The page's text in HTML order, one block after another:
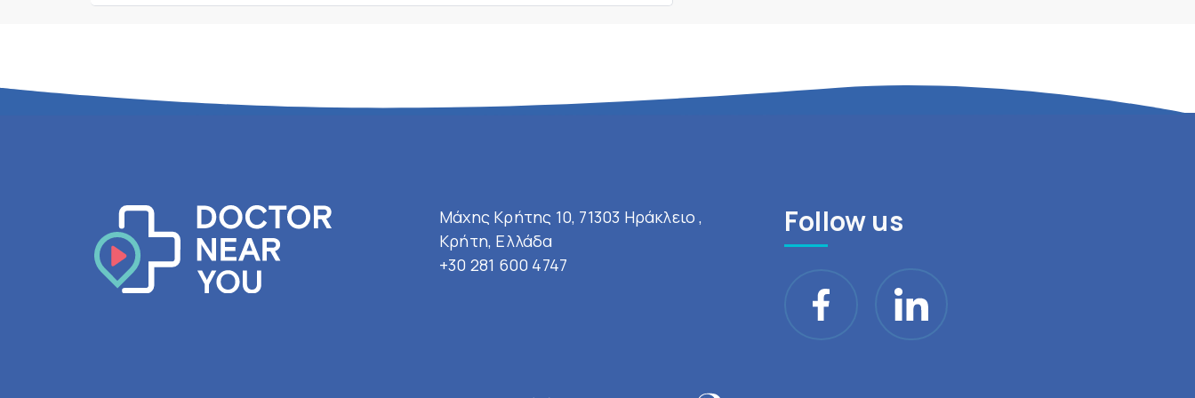
Μάχης Κρήτης 10, 71303 Ηράκλειο ,
Κρήτη, Ελλάδα
+30 281 600 4747
Follow us